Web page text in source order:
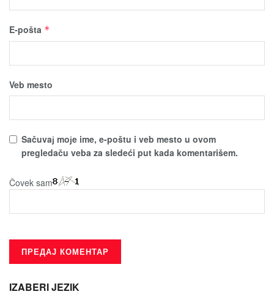
E-pošta *
Veb mesto
Sačuvaј moјe ime, e-poštu i veb mesto u ovom
pregledaču veba za sledeći put kada komentarišem.
Čovek sam
IZABERI JEZIK